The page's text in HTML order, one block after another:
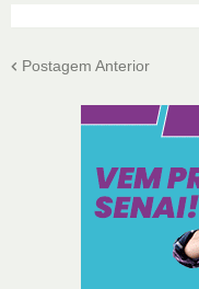
Postagem Anterior